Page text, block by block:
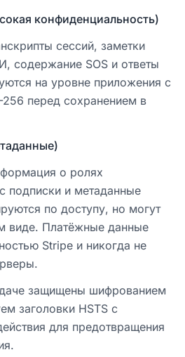
конфиденциальность)
сессий, заметки
содержание SOS и ответы
на уровне приложения с
256 перед сохранением в
о ролях
подписки и метаданные
по доступу, но могут
виде. Платёжные данные
Stripe и никогда не
защищены шифрованием
заголовки HSTS с
для предотвращения